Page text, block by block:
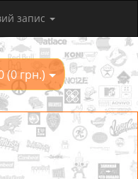
запис
(0 грн.)